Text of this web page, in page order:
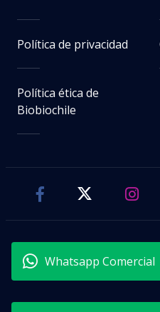
Política de privacidad
Política ética de
Biobiochile
Whatsapp Comercial